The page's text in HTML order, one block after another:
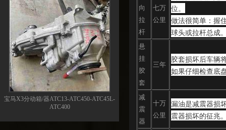
宝马X3分动箱/器ATC13-ATC450-ATC45L-
ATC400
向
拉
杆
七万
公里
位。
做法很简单：握
球头或拉杆总成
悬
挂
胶
套
三年
胶套损坏后车辆
如果仔细检查底
减
震
器
十万
公里
漏油是减震器损
震器损坏的征兆